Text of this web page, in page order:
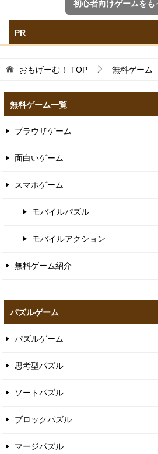
初心者向けゲームをも
PR
おもげーむ！ TOP 無料ゲーム
無料ゲーム一覧
ブラウザゲーム
面白いゲーム
スマホゲーム
モバイルパズル
モバイルアクション
無料ゲーム紹介
パズルゲーム
パズルゲーム
思考型パズル
ソートパズル
ブロックパズル
マージパズル